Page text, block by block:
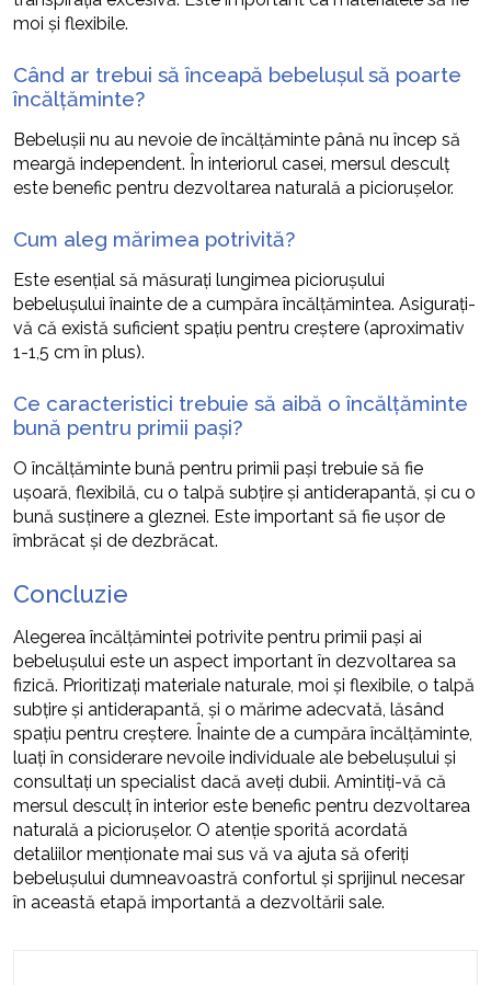
moi și flexibile.
Când ar trebui să înceapă bebelușul să poarte
încălțăminte?
Bebeluşii nu au nevoie de încălțăminte până nu încep să
meargă independent. În interiorul casei, mersul desculț
este benefic pentru dezvoltarea naturală a piciorușelor.
Cum aleg mărimea potrivită?
Este esențial să măsurați lungimea piciorușului
bebelușului înainte de a cumpăra încălțămintea. Asigurați-
vă că există suficient spațiu pentru creștere (aproximativ
1-1,5 cm în plus).
Ce caracteristici trebuie să aibă o încălțăminte
bună pentru primii pași?
O încălțăminte bună pentru primii pași trebuie să fie
ușoară, flexibilă, cu o talpă subțire și antiderapantă, și cu o
bună susținere a gleznei. Este important să fie ușor de
îmbrăcat și de dezbrăcat.
Concluzie
Alegerea încălțămintei potrivite pentru primii pași ai
bebelușului este un aspect important în dezvoltarea sa
fizică. Prioritizați materiale naturale, moi și flexibile, o talpă
subțire și antiderapantă, și o mărime adecvată, lăsând
spațiu pentru creștere. Înainte de a cumpăra încălțăminte,
luați în considerare nevoile individuale ale bebelușului și
consultați un specialist dacă aveți dubii. Amintiți-vă că
mersul desculț în interior este benefic pentru dezvoltarea
naturală a piciorușelor. O atenție sporită acordată
detaliilor menționate mai sus vă va ajuta să oferiți
bebelușului dumneavoastră confortul și sprijinul necesar
în această etapă importantă a dezvoltării sale.